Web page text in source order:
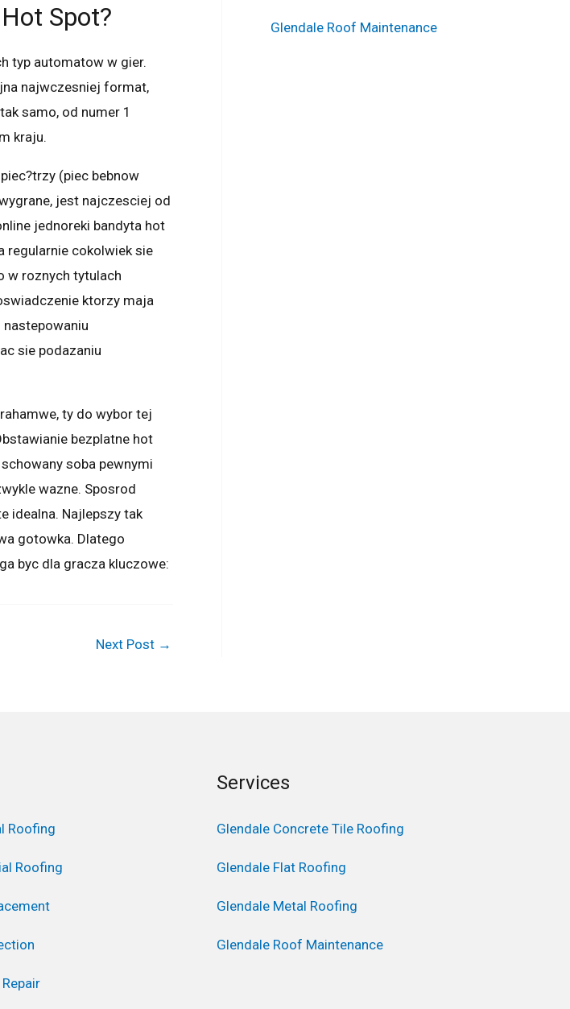
Spot?
typ automatow w gier.
najwczesniej format,
samo, od numer 1
kraju.
(piec bebnow
jest najczesciej od
jednoreki bandyta hot
regularnie cokolwiek sie
w roznych tytulach
ktorzy maja
sie podazaniu
ty do wybor tej
bezplatne hot
soba pewnymi
wazne. Sposrod
idealna. Najlepszy tak
gotowka. Dlatego
byc dla gracza kluczowe:
Next Post →
Glendale Roof Maintenance
Roofing
Roofing
Services
Glendale Concrete Tile Roofing
Glendale Flat Roofing
Glendale Metal Roofing
Glendale Roof Maintenance